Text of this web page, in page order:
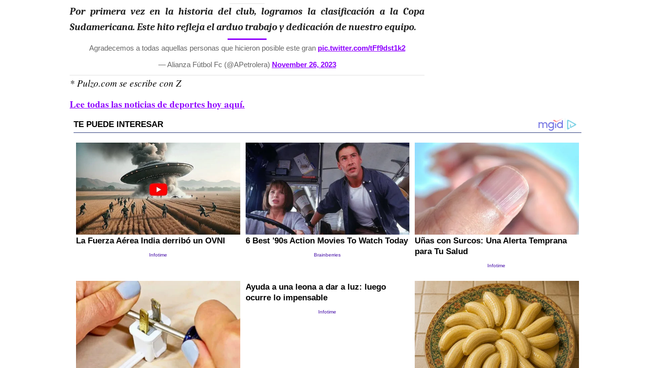
Por primera vez en la historia del club, logramos la clasificación a la Copa
Sudamericana. Este hito refleja el arduo trabajo y dedicación de nuestro equipo.
Agradecemos a todas aquellas personas que hicieron posible este gran pic.twitter.com/tFf9dst1k2
— Alianza Fútbol Fc (@APetrolera) November 26, 2023
* Pulzo.com se escribe con Z
Lee todas las noticias de deportes hoy aquí.